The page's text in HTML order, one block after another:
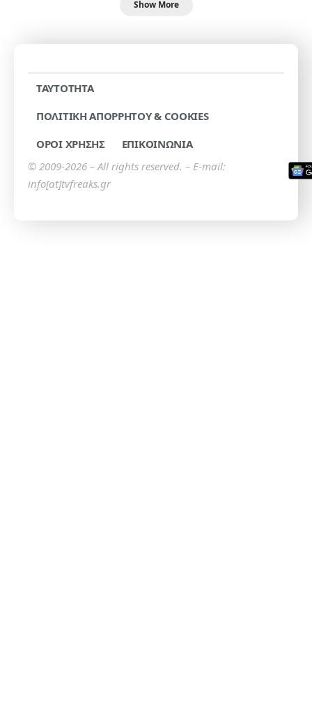
Show More
TAYTOTHTA
ΠΟΛΙΤΙΚΗ ΑΠΟΡΡΗΤΟΥ & COOKIES
ΟΡΟΙ ΧΡΗΣΗΣ
ΕΠΙΚΟΙΝΩΝΙΑ
© 2009-2026 – All rights reserved. – E-mail:
info[at]tvfreaks.gr